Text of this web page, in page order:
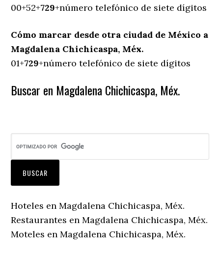
00+52+729+número telefónico de siete dígitos
Cómo marcar desde otra ciudad de México a
Magdalena Chichicaspa, Méx.
01+729+número telefónico de siete dígitos
Buscar en Magdalena Chichicaspa, Méx.
Hoteles en Magdalena Chichicaspa, Méx.
Restaurantes en Magdalena Chichicaspa, Méx.
Moteles en Magdalena Chichicaspa, Méx.